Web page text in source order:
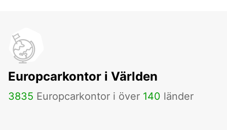
Europcarkontor i Världen
3835 Europcarkontor i över 140 länder